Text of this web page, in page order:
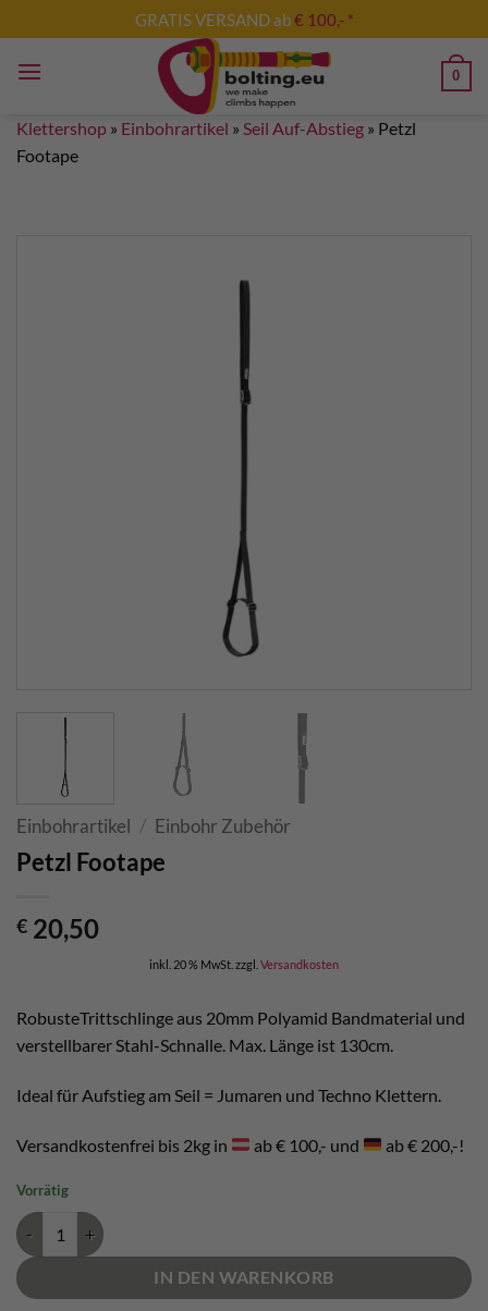
Inhalt
springen
GRATIS VERSAND ab€ 100,- *
0
Klettershop » Einbohrartikel » Seil Auf-Abstieg » Petzl
Footape
Einbohrartikel / Einbohr Zubehör
Petzl Footape
€ 20,50
inkl. 20 % MwSt. zzgl. Versandkosten
RobusteTrittschlinge aus 20mm Polyamid Bandmaterial und
verstellbarer Stahl-Schnalle. Max. Länge ist 130cm.
Ideal für Aufstieg am Seil = Jumaren und Techno Klettern.
Versandkostenfrei bis 2kg in ab € 100,- und ab € 200,-!
Vorrätig
Petzl Footape Menge
IN DEN WARENKORB